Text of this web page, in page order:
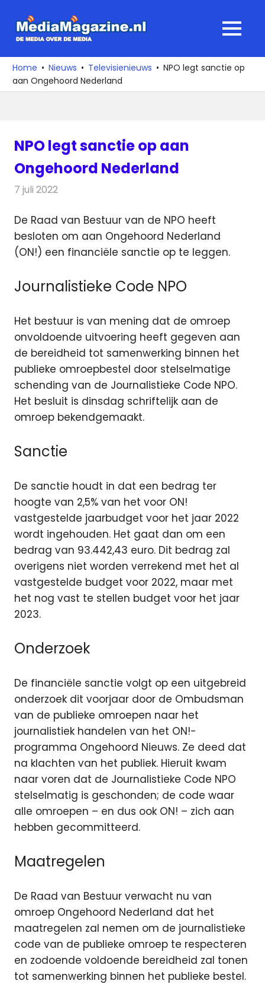
naar
media
over
de
MENU
Home Nieuws Televisienieuws
NPO legt sanctie op
aan Ongehoord Nederland
NPO legt sanctie op aan
Ongehoord Nederland
7 juli 2022
De Raad van Bestuur van de NPO heeft
besloten om aan Ongehoord Nederland
(ON!) een financiële sanctie op te leggen.
Journalistieke Code NPO
Het bestuur is van mening dat de omroep
onvoldoende uitvoering heeft gegeven aan
de bereidheid tot samenwerking binnen het
publieke omroepbestel door stelselmatige
schending van de Journalistieke Code NPO.
Het besluit is dinsdag schriftelijk aan de
omroep bekendgemaakt.
Sanctie
De sanctie houdt in dat een bedrag ter
hoogte van 2,5% van het voor ON!
vastgestelde jaarbudget voor het jaar 2022
wordt ingehouden. Het gaat dan om een
bedrag van 93.442,43 euro. Dit bedrag zal
overigens niet worden verrekend met het al
vastgestelde budget voor 2022, maar met
het nog vast te stellen budget voor het jaar
2023.
Onderzoek
De financiële sanctie volgt op een uitgebreid
onderzoek dit voorjaar door de Ombudsman
van de publieke omroepen naar het
journalistiek handelen van het ON!-
programma Ongehoord Nieuws. Ze deed dat
na klachten van het publiek. Hieruit kwam
naar voren dat de Journalistieke Code NPO
stelselmatig is geschonden; de code waar
alle omroepen – en dus ook ON! – zich aan
hebben gecommitteerd.
Maatregelen
De Raad van Bestuur verwacht nu van
omroep Ongehoord Nederland dat het
maatregelen zal nemen om de journalistieke
code van de publieke omroep te respecteren
en zodoende voldoende bereidheid zal tonen
tot samenwerking binnen het publieke bestel.